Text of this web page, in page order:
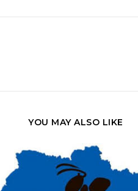
YOU MAY ALSO LIKE